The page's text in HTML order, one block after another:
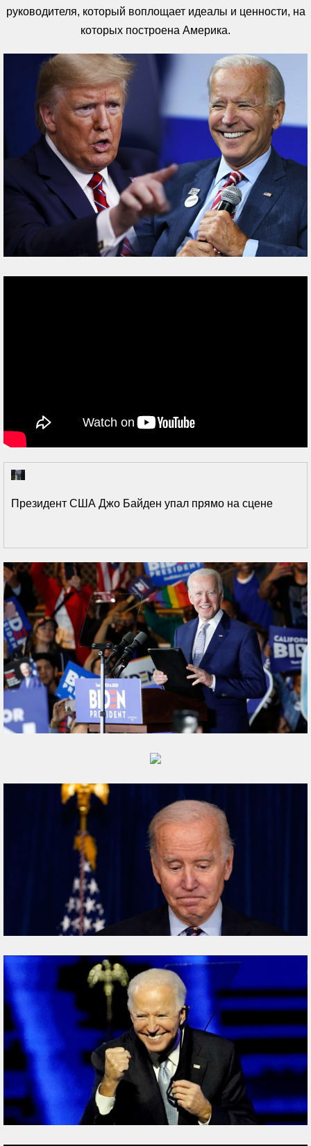
руководителя, который воплощает идеалы и ценности, на
которых построена Америка.
Президент США Джо Байден упал прямо на сцене